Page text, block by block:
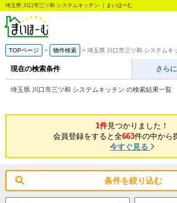
埼玉県 川口市三ツ和 システムキッチン ｜まいほーむ
TOPページ 物件検索 埼玉県 川口市三ツ和 システムキ
現在の検索条件 さら
埼玉県 川口市三ツ和 システムキッチン の検索結果一覧
1件見つかりました！
会員登録をすると全663件の中から
今すぐ見る
条件を絞り込む